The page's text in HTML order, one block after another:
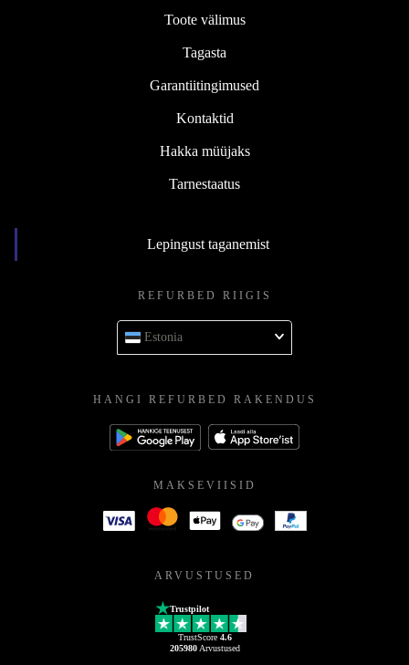
Toote välimus
Tagasta
Garantiitingimused
Kontaktid
Hakka müüjaks
Tarnestaatus
Lepingust taganemist
REFURBED RIIGIS
Estonia
HANGI REFURBED RAKENDUS
MAKSEVIISID
ARVUSTUSED
Trustpilot
TrustScore 4.6
205980Arvustused